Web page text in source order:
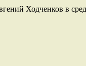
Ходченков в